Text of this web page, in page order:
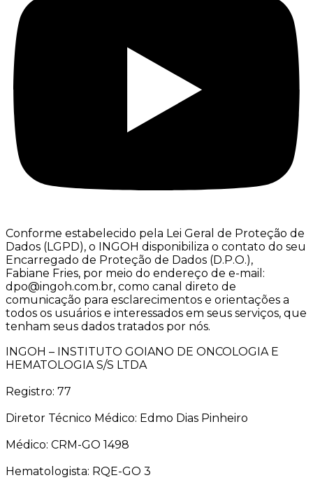
Conforme estabelecido pela Lei Geral de Proteção de
Dados (LGPD), o INGOH disponibiliza o contato do seu
Encarregado de Proteção de Dados (D.P.O.),
Fabiane Fries, por meio do endereço de e-mail:
dpo@ingoh.com.br, como canal direto de
comunicação para esclarecimentos e orientações a
todos os usuários e interessados em seus serviços, que
tenham seus dados tratados por nós.
INGOH – INSTITUTO GOIANO DE ONCOLOGIA E
HEMATOLOGIA S/S LTDA
Registro: 77
Diretor Técnico Médico: Edmo Dias Pinheiro
Médico: CRM-GO 1498
Hematologista: RQE-GO 3